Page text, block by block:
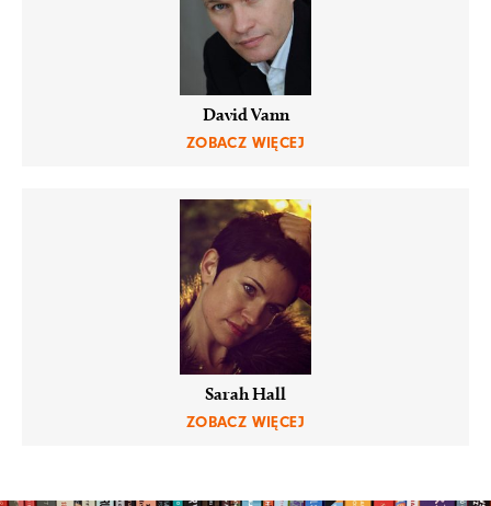
David Vann
ZOBACZ WIĘCEJ
Sarah Hall
ZOBACZ WIĘCEJ